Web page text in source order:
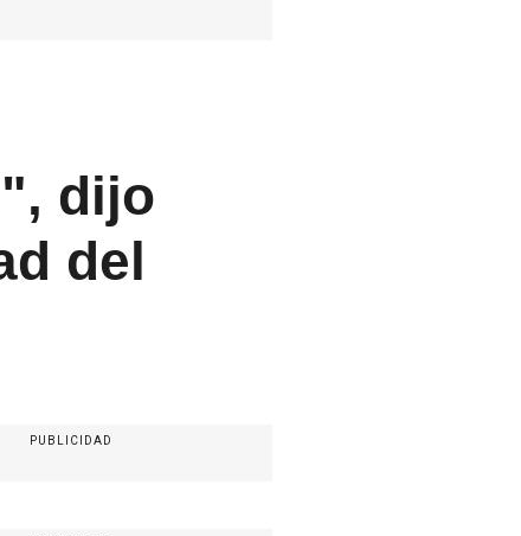
dijo
del
PUBLICIDAD